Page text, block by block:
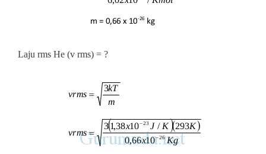
Laju rms He (v rms) = ?